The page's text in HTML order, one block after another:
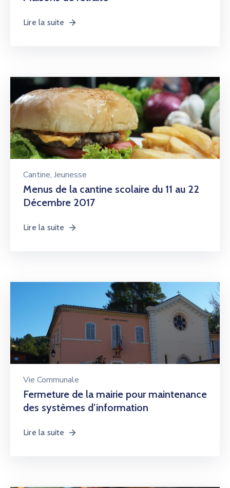
Lire la suite
Cantine‚ Jeunesse
Menus de la cantine scolaire du 11 au 22
Décembre 2017
Lire la suite
Vie Communale
Fermeture de la mairie pour maintenance
des systèmes d’information
Lire la suite